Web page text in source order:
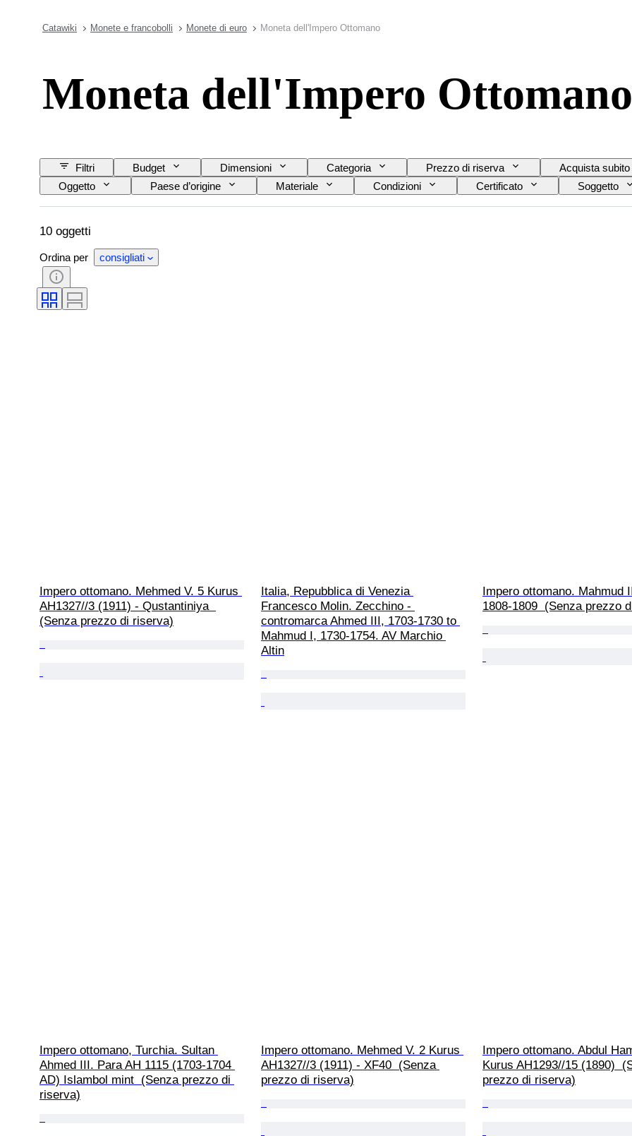
Catawiki Monete e francobolli Monete di euro Moneta dell'Impero Ottomano
Moneta dell'Impero Ottomano
Filtri Budget Dimensioni Categoria Prezzo di riserva
Acquista subito
Oggetto
Paese d’origine Materiale Condizioni Certificato
Soggetto
Tipo di moneta
10 oggetti
Ordina per consigliati
Impero ottomano. Mehmed V. 5 Kurus
AH1327//3 (1911) - Qustantiniya
(Senza prezzo di riserva)
Italia, Repubblica di Venezia
Francesco Molin. Zecchino -
contromarca Ahmed III, 1703-1730 to
Mahmud I, 1730-1754. AV Marchio
Altin
Impero ottomano. Mahmud
1808-1809  (Senza prezzo
Impero ottomano, Turchia. Sultan
Ahmed III. Para AH 1115 (1703-1704
AD) Islambol mint  (Senza prezzo di
riserva)
Impero ottomano. Mehmed V. 2 Kurus
AH1327//3 (1911) - XF40  (Senza
prezzo di riserva)
Impero ottomano. Abdul
Kurus AH1293//15 (1890)
prezzo di riserva)